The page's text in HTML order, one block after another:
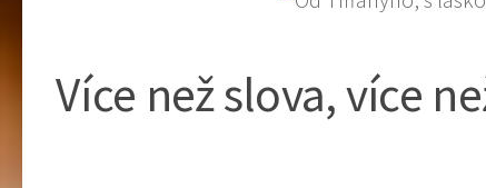
Více než slova, více